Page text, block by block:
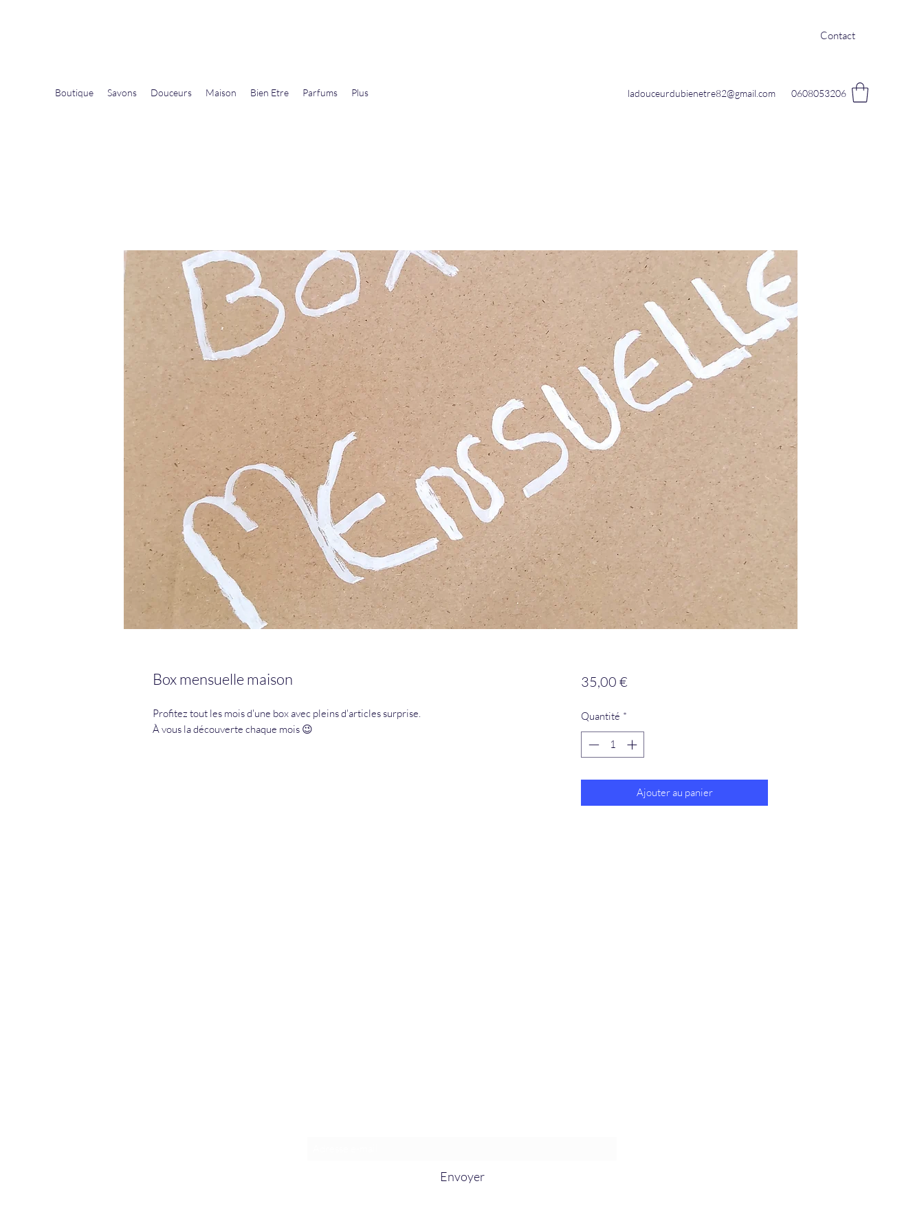
Contact
Boutique Savons Douceurs Maison Bien Etre Parfums Plus ladouceurdubienetre82@gmail.com 0608053206
Box mensuelle maison
Profitez tout les mois d'une box avec pleins d'articles surprise.
À vous la découverte chaque mois 😉
35,00 €
Quantité *
Ajouter au panier
Envoyer